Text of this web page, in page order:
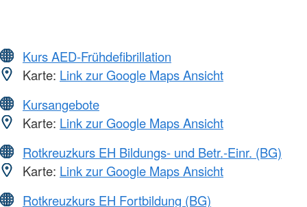
Kurs AED-Frühdefibrillation
Karte: Link zur Google Maps Ansicht
Kursangebote
Karte: Link zur Google Maps Ansicht
Rotkreuzkurs EH Bildungs- und Betr.-Einr. (BG)
Karte: Link zur Google Maps Ansicht
Rotkreuzkurs EH Fortbildung (BG)